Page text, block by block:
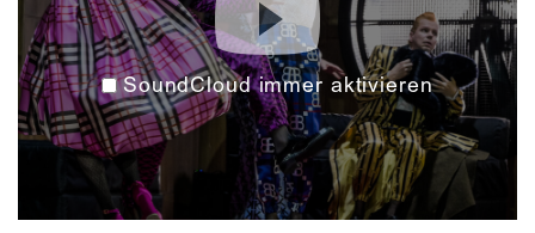
SoundCloud immer aktivieren